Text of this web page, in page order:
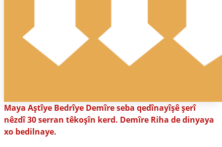
Maya Aştîye Bedrîye Demîre seba qedînayîşê şerî
nêzdî 30 serran têkoşîn kerd. Demîre Riha de dinyaya
xo bedilnaye.